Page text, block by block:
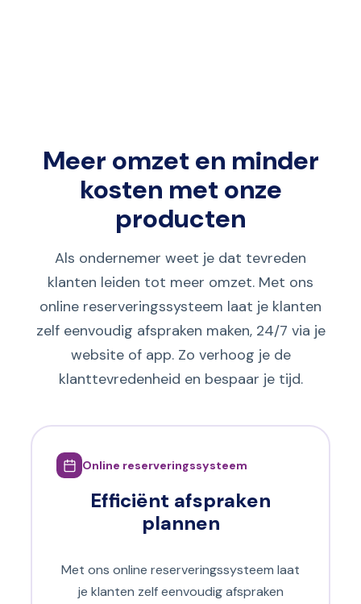
Meer omzet en minder
kosten met onze
producten
Als ondernemer weet je dat tevreden
klanten leiden tot meer omzet. Met ons
online reserveringssysteem laat je klanten
zelf eenvoudig afspraken maken, 24/7 via je
website of app. Zo verhoog je de
klanttevredenheid en bespaar je tijd.
Online reserveringssysteem
Efficiënt afspraken
plannen
Met ons online reserveringssysteem laat
je klanten zelf eenvoudig afspraken